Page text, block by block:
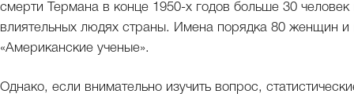
смерти Термана в конце 1950-х годов больше 30
влиятельных людях страны. Имена порядка 80 женщин
«Американские ученые».
Однако, если внимательно изучить вопрос,